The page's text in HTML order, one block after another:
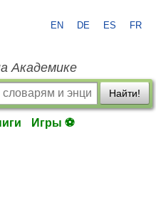
EN DE ES FR
Академике
Найти!
Игры ⚽